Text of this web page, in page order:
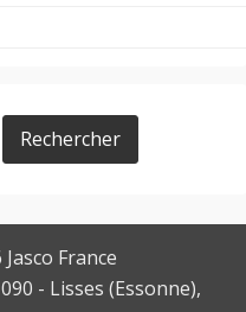
Jasco France
- Lisses (Essonne),